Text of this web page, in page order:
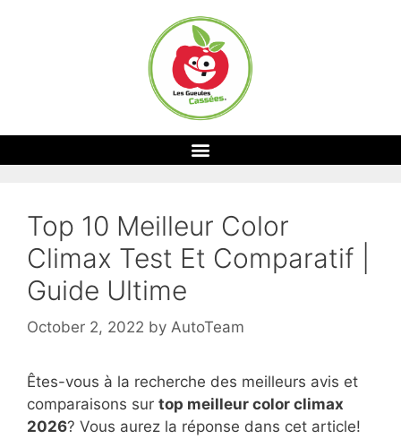
Top 10 Meilleur Color
Climax Test Et Comparatif |
Guide Ultime
October 2, 2022 by AutoTeam
Êtes-vous à la recherche des meilleurs avis et
comparaisons sur top meilleur color climax
2026? Vous aurez la réponse dans cet article!